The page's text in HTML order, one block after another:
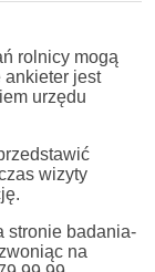
rolnicy mogą
ankieter jest
urzędu
wizyty
stronie badania-
na